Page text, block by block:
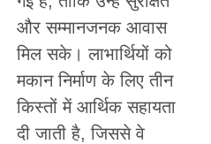
और सम्मानजनक आवास
मिल सके। लाभार्थियों को
मकान निर्माण के लिए तीन
किस्तों में आर्थिक सहायता
दी जाती है, जिससे वे